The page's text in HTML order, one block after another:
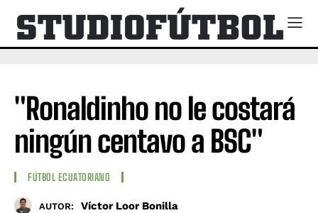
"Ronaldinho no le costará
ningún centavo a BSC"
FÚTBOL ECUATORIANO
AUTOR: Víctor Loor Bonilla